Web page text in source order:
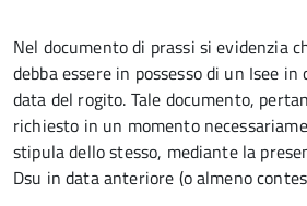
Nel documento di prassi si evidenzia
debba essere in possesso di un Isee
data del rogito. Tale documento,
richiesto in un momento
stipula dello stesso, mediante la
Dsu in data anteriore (o almeno